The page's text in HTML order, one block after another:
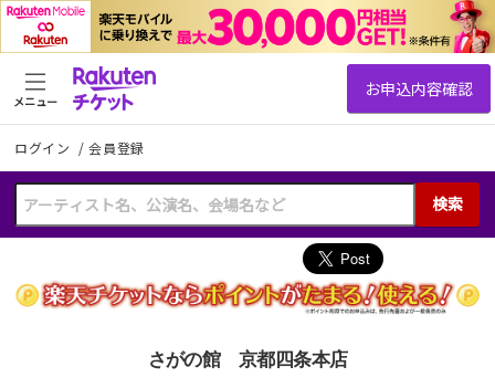
ログイン /会員登録
検索
メニュー
さがの館 京都四条本店